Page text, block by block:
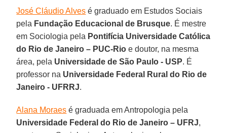
José Cláudio Alves é graduado em Estudos Sociais
pela Fundação Educacional de Brusque. É mestre
em Sociologia pela Pontifícia Universidade Católica
do Rio de Janeiro – PUC-Rio e doutor, na mesma
área, pela Universidade de São Paulo - USP. É
professor na Universidade Federal Rural do Rio de
Janeiro - UFRRJ.
Alana Moraes é graduada em Antropologia pela
Universidade Federal do Rio de Janeiro – UFRJ,